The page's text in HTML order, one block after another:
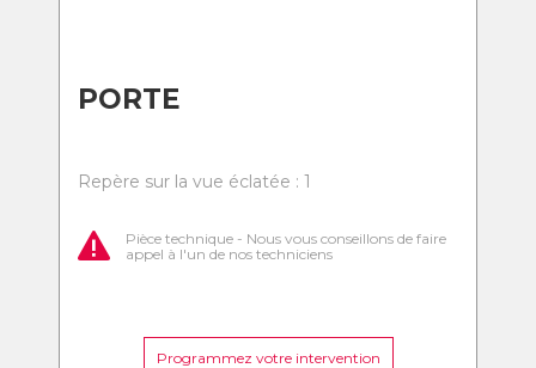
PORTE
Repère sur la vue éclatée : 1
Pièce technique - Nous vous conseillons de faire
appel à l'un de nos techniciens
Programmez votre intervention